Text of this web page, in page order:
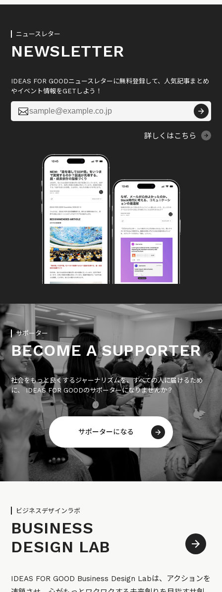
ニュースレター
NEWSLETTER
IDEAS FOR GOODニュースレターに無料登録して、人気記事まとめ
やイベント情報をGETしよう！

詳しくはこちら
サポーター
BECOME A SUPPORTER
社会をもっと良くするジャーナリズムを、すべての人に届けるため
に、 IDEAS FOR GOODのサポーターになりませんか？
サポーターになる
ビジネスデザインラボ
BUSINESS
DESIGN LAB
IDEAS FOR GOOD Business Design Labは、アクションを